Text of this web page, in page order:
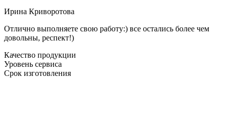
Ирина Криворотова
Отлично выполняете свою работу:) все остались более чем
довольны, респект!)
Качество продукции
Уровень сервиса
Срок изготовления